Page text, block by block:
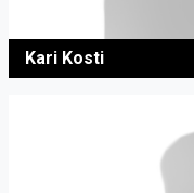
Kari Kosti